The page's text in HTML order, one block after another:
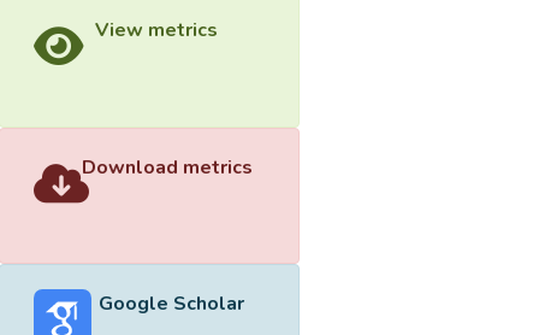
View metrics
Download metrics
Google Scholar